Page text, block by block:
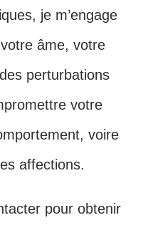
je m’engage
âme, votre
perturbations
votre
voire
affections.
pour obtenir